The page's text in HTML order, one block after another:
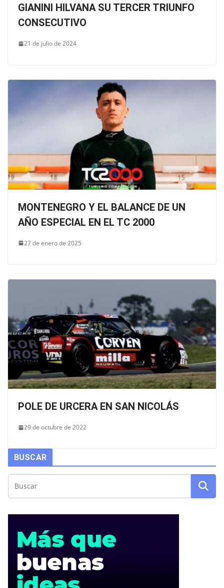
GIANINI HILVANA SU TERCER TRIUNFO
CONSECUTIVO
21 de julio de 2024
MONTENEGRO Y EL BALANCE DE UN
AÑO ESPECIAL EN EL TC 2000
27 de enero de 2025
POLE DE URCERA EN SAN NICOLÁS
29 de octubre de 2022
BUSCAR